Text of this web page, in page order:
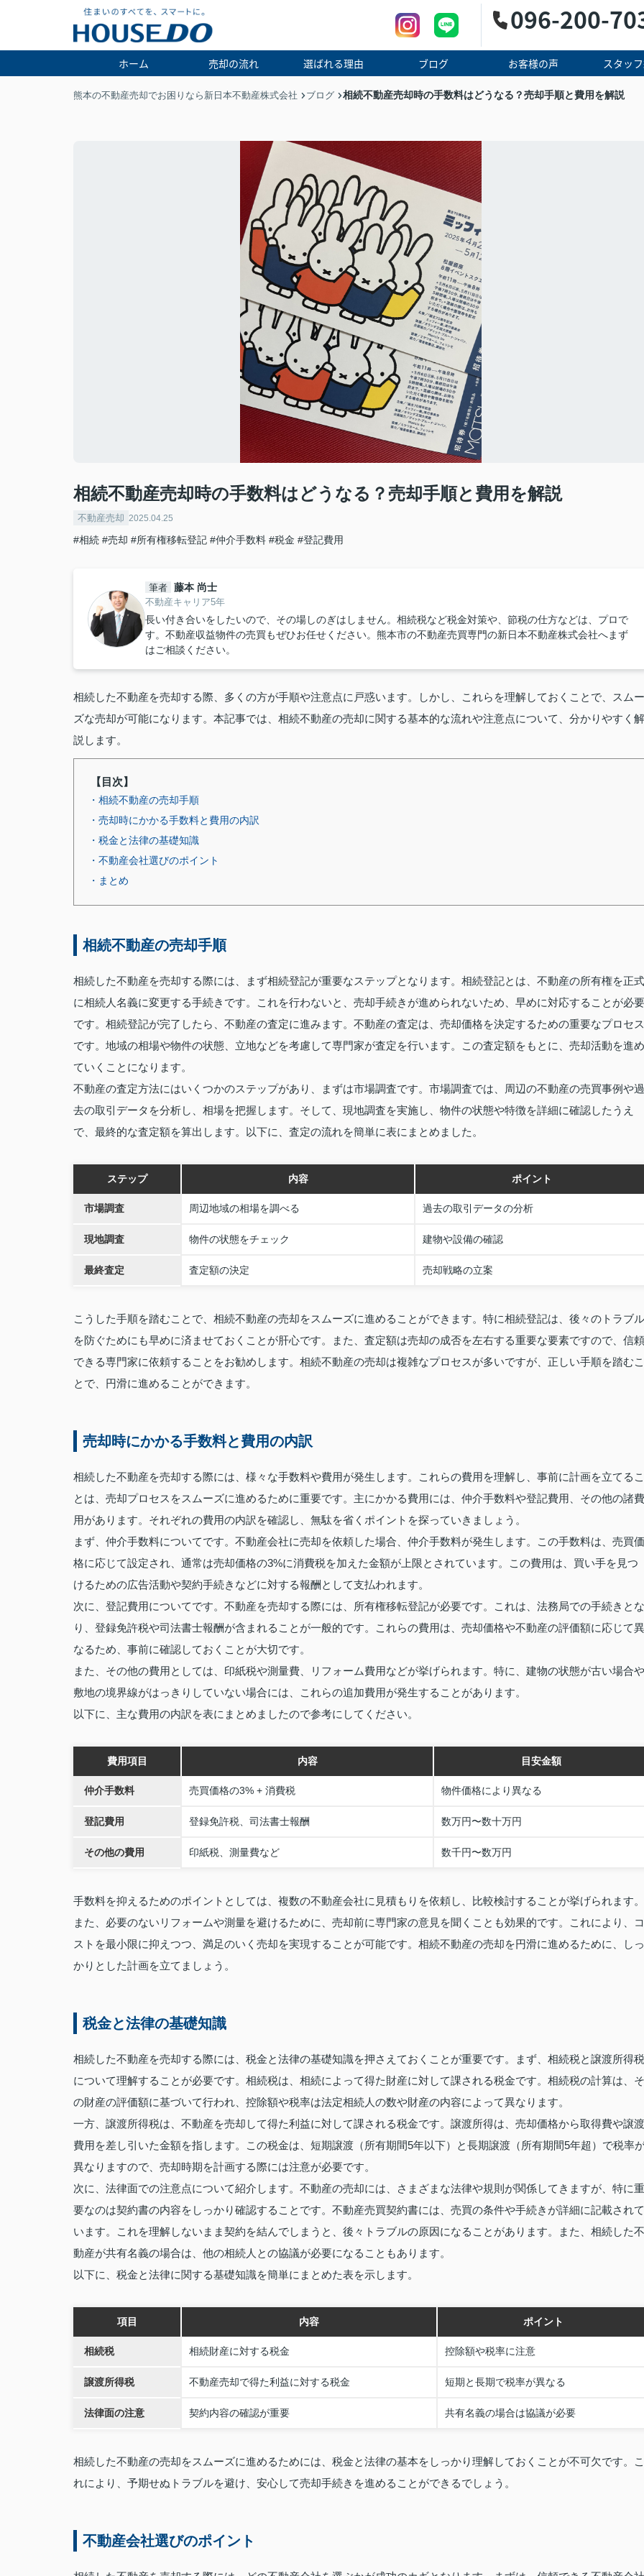
096-200-
ホーム 売却の流れ 選ばれる理由 ブログ お客様の声 スタッ
熊本の不動産売却でお困りなら新日本不動産株式会社 ブログ 相続不動産売却時の手数料はどうなる？売却手順と費用を解説
相続不動産売却時の手数料はどうなる？売却手順と費用を解説
不動産売却 2025.04.25
#相続 #売却 #所有権移転登記 #仲介手数料 #税金 #登記費用
筆者 藤本 尚士
不動産キャリア5年
長い付き合いをしたいので、その場しのぎはしません。相続税など税金対策や、節税の仕方などは、プロで
す。不動産収益物件の売買もぜひお任せください。熊本市の不動産売買専門の新日本不動産株式会社へまず
はご相談ください。
相続した不動産を売却する際、多くの方が手順や注意点に戸惑います。しかし、これらを理解しておくことで、スムー
ズな売却が可能になります。本記事では、相続不動産の売却に関する基本的な流れや注意点について、分かりやすく解
説します。
【目次】
・相続不動産の売却手順
・売却時にかかる手数料と費用の内訳
・税金と法律の基礎知識
・不動産会社選びのポイント
・まとめ
相続不動産の売却手順
相続した不動産を売却する際には、まず相続登記が重要なステップとなります。相続登記とは、不動産の所有権を正式
に相続人名義に変更する手続きです。これを行わないと、売却手続きが進められないため、早めに対応することが必要
です。相続登記が完了したら、不動産の査定に進みます。不動産の査定は、売却価格を決定するための重要なプロセス
です。地域の相場や物件の状態、立地などを考慮して専門家が査定を行います。この査定額をもとに、売却活動を進め
ていくことになります。
不動産の査定方法にはいくつかのステップがあり、まずは市場調査です。市場調査では、周辺の不動産の売買事例や過
去の取引データを分析し、相場を把握します。そして、現地調査を実施し、物件の状態や特徴を詳細に確認したうえ
で、最終的な査定額を算出します。以下に、査定の流れを簡単に表にまとめました。
ステップ 内容 ポイント
市場調査 周辺地域の相場を調べる 過去の取引データの分析
現地調査 物件の状態をチェック 建物や設備の確認
最終査定 査定額の決定 売却戦略の立案
こうした手順を踏むことで、相続不動産の売却をスムーズに進めることができます。特に相続登記は、後々のトラブル
を防ぐためにも早めに済ませておくことが肝心です。また、査定額は売却の成否を左右する重要な要素ですので、信頼
できる専門家に依頼することをお勧めします。相続不動産の売却は複雑なプロセスが多いですが、正しい手順を踏むこ
とで、円滑に進めることができます。
売却時にかかる手数料と費用の内訳
相続した不動産を売却する際には、様々な手数料や費用が発生します。これらの費用を理解し、事前に計画を立てるこ
とは、売却プロセスをスムーズに進めるために重要です。主にかかる費用には、仲介手数料や登記費用、その他の諸費
用があります。それぞれの費用の内訳を確認し、無駄を省くポイントを探っていきましょう。
まず、仲介手数料についてです。不動産会社に売却を依頼した場合、仲介手数料が発生します。この手数料は、売買価
格に応じて設定され、通常は売却価格の3%に消費税を加えた金額が上限とされています。この費用は、買い手を見つ
けるための広告活動や契約手続きなどに対する報酬として支払われます。
次に、登記費用についてです。不動産を売却する際には、所有権移転登記が必要です。これは、法務局での手続きとな
り、登録免許税や司法書士報酬が含まれることが一般的です。これらの費用は、売却価格や不動産の評価額に応じて異
なるため、事前に確認しておくことが大切です。
また、その他の費用としては、印紙税や測量費、リフォーム費用などが挙げられます。特に、建物の状態が古い場合や
敷地の境界線がはっきりしていない場合には、これらの追加費用が発生することがあります。
以下に、主な費用の内訳を表にまとめましたので参考にしてください。
費用項目 内容 目安金額
仲介手数料 売買価格の3% + 消費税 物件価格により異なる
登記費用 登録免許税、司法書士報酬 数万円〜数十万円
その他の費用 印紙税、測量費など 数千円〜数万円
手数料を抑えるためのポイントとしては、複数の不動産会社に見積もりを依頼し、比較検討することが挙げられます。
また、必要のないリフォームや測量を避けるために、売却前に専門家の意見を聞くことも効果的です。これにより、コ
ストを最小限に抑えつつ、満足のいく売却を実現することが可能です。相続不動産の売却を円滑に進めるために、しっ
かりとした計画を立てましょう。
税金と法律の基礎知識
相続した不動産を売却する際には、税金と法律の基礎知識を押さえておくことが重要です。まず、相続税と譲渡所得税
について理解することが必要です。相続税は、相続によって得た財産に対して課される税金です。相続税の計算は、そ
の財産の評価額に基づいて行われ、控除額や税率は法定相続人の数や財産の内容によって異なります。
一方、譲渡所得税は、不動産を売却して得た利益に対して課される税金です。譲渡所得は、売却価格から取得費や譲渡
費用を差し引いた金額を指します。この税金は、短期譲渡（所有期間5年以下）と長期譲渡（所有期間5年超）で税率
異なりますので、売却時期を計画する際には注意が必要です。
次に、法律面での注意点について紹介します。不動産の売却には、さまざまな法律や規則が関係してきますが、特に重
要なのは契約書の内容をしっかり確認することです。不動産売買契約書には、売買の条件や手続きが詳細に記載されて
います。これを理解しないまま契約を結んでしまうと、後々トラブルの原因になることがあります。また、相続した不
動産が共有名義の場合は、他の相続人との協議が必要になることもあります。
以下に、税金と法律に関する基礎知識を簡単にまとめた表を示します。
項目 内容 ポイント
相続税 相続財産に対する税金 控除額や税率に注意
譲渡所得税 不動産売却で得た利益に対する税金 短期と長期で税率が異なる
法律面の注意 契約内容の確認が重要 共有名義の場合は協議が必要
相続した不動産の売却をスムーズに進めるためには、税金と法律の基本をしっかり理解しておくことが不可欠です。こ
れにより、予期せぬトラブルを避け、安心して売却手続きを進めることができるでしょう。
不動産会社選びのポイント